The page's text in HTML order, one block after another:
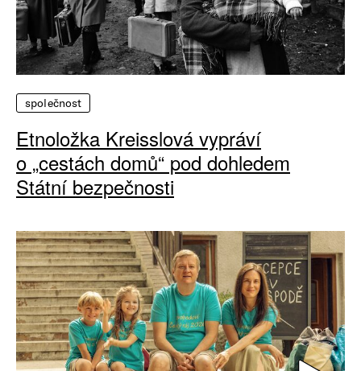
společnost
Etnoložka Kreisslová vypráví
o „cestách domů“ pod dohledem
Státní bezpečnosti